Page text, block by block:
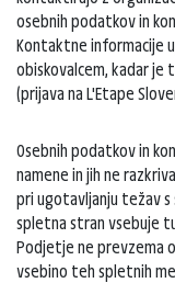
osebnih podatkov in
Kontaktne informacije
obiskovalcem, kadar je
(prijava na L'Etape
Osebnih podatkov in
namene in jih ne
pri ugotavljanju težav s
spletna stran vsebuje
Podjetje ne prevzema
vsebino teh spletnih